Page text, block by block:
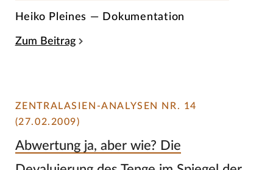
Heiko Pleines — Dokumentation
Zum Beitrag
ZENTRALASIEN-ANALYSEN NR. 14
(27.02.2009)
Abwertung ja, aber wie? Die